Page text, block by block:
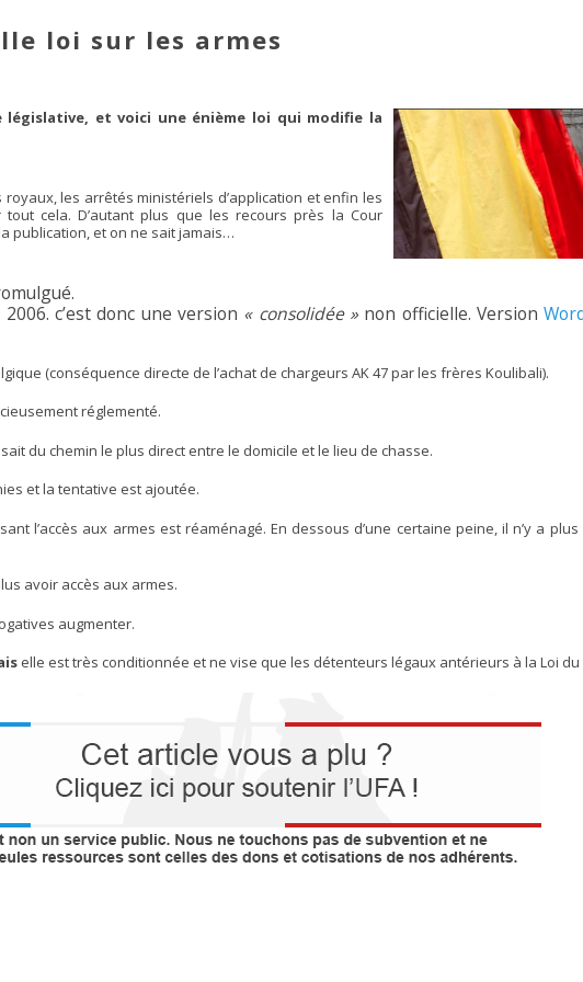
loi sur les armes
législative, et voici une énième loi qui modifie la
les arrêtés ministériels d’application et enfin les
cela. D’autant plus que les recours près la Cour
publication, et on ne sait jamais…
c’est donc une version « consolidée » non officielle. Version
(conséquence directe de l’achat de chargeurs AK 47 par les frères Koulibali).
réglementé.
du chemin le plus direct entre le domicile et le lieu de chasse.
et la tentative est ajoutée.
l’accès aux armes est réaménagé. En dessous d’une certaine peine, il n’y a
avoir accès aux armes.
augmenter.
elle est très conditionnée et ne vise que les détenteurs légaux antérieurs à la Loi du